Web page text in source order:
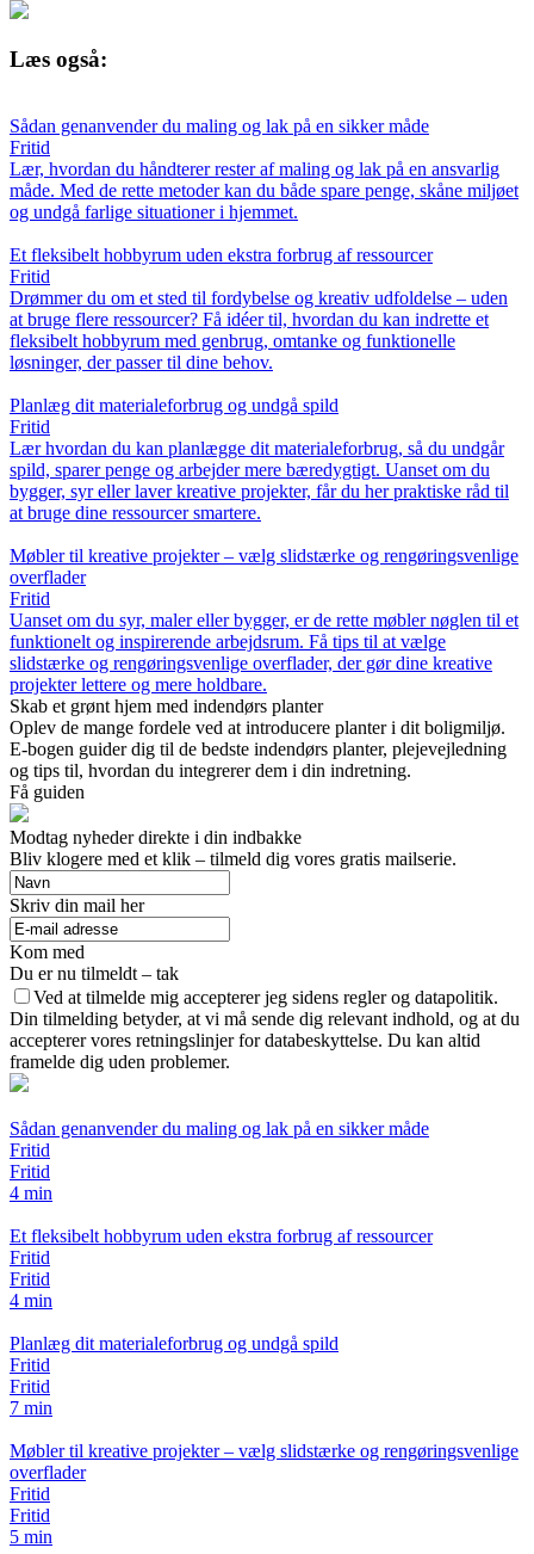
Læs også:
Sådan genanvender du maling og lak på en sikker måde
Fritid
Lær, hvordan du håndterer rester af maling og lak på en ansvarlig
måde. Med de rette metoder kan du både spare penge, skåne miljøet
og undgå farlige situationer i hjemmet.
Et fleksibelt hobbyrum uden ekstra forbrug af ressourcer
Fritid
Drømmer du om et sted til fordybelse og kreativ udfoldelse – uden
at bruge flere ressourcer? Få idéer til, hvordan du kan indrette et
fleksibelt hobbyrum med genbrug, omtanke og funktionelle
løsninger, der passer til dine behov.
Planlæg dit materialeforbrug og undgå spild
Fritid
Lær hvordan du kan planlægge dit materialeforbrug, så du undgår
spild, sparer penge og arbejder mere bæredygtigt. Uanset om du
bygger, syr eller laver kreative projekter, får du her praktiske råd til
at bruge dine ressourcer smartere.
Møbler til kreative projekter – vælg slidstærke og rengøringsvenlige
overflader
Fritid
Uanset om du syr, maler eller bygger, er de rette møbler nøglen til et
funktionelt og inspirerende arbejdsrum. Få tips til at vælge
slidstærke og rengøringsvenlige overflader, der gør dine kreative
projekter lettere og mere holdbare.
Skab et grønt hjem med indendørs planter
Oplev de mange fordele ved at introducere planter i dit boligmiljø.
E-bogen guider dig til de bedste indendørs planter, plejevejledning
og tips til, hvordan du integrerer dem i din indretning.
Få guiden
Modtag nyheder direkte i din indbakke
Bliv klogere med et klik – tilmeld dig vores gratis mailserie.
Skriv din mail her
Kom med
Du er nu tilmeldt – tak
Ved at tilmelde mig accepterer jeg sidens regler og datapolitik.
Din tilmelding betyder, at vi må sende dig relevant indhold, og at du
accepterer vores retningslinjer for databeskyttelse. Du kan altid
framelde dig uden problemer.
Sådan genanvender du maling og lak på en sikker måde
Fritid
Fritid
4 min
Et fleksibelt hobbyrum uden ekstra forbrug af ressourcer
Fritid
Fritid
4 min
Planlæg dit materialeforbrug og undgå spild
Fritid
Fritid
7 min
Møbler til kreative projekter – vælg slidstærke og rengøringsvenlige
overflader
Fritid
Fritid
5 min